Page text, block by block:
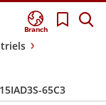
Branch
65C3